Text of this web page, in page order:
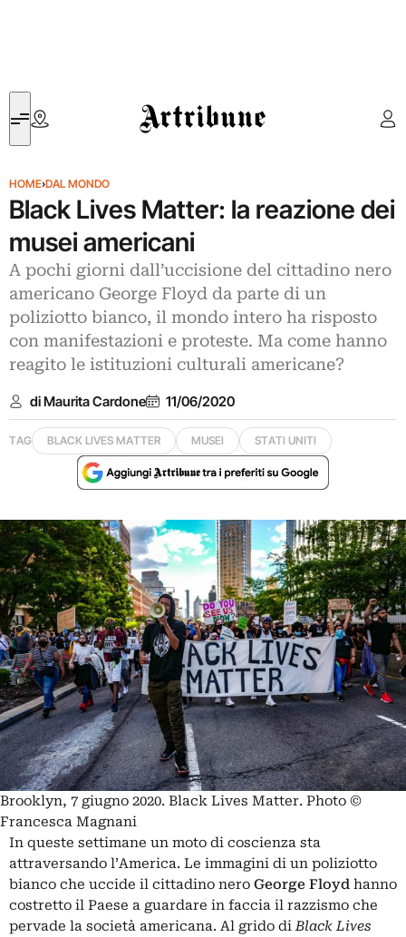
Artribune
HOME›DAL MONDO
Black Lives Matter: la reazione dei
musei americani
A pochi giorni dall’uccisione del cittadino nero
americano George Floyd da parte di un
poliziotto bianco, il mondo intero ha risposto
con manifestazioni e proteste. Ma come hanno
reagito le istituzioni culturali americane?
di Maurita Cardone 11/06/2020
TAG BLACK LIVES MATTER MUSEI STATI UNITI
Brooklyn, 7 giugno 2020. Black Lives Matter. Photo ©
Francesca Magnani
In queste settimane un moto di coscienza sta
attraversando l’America. Le immagini di un poliziotto
bianco che uccide il cittadino nero George Floyd hanno
costretto il Paese a guardare in faccia il razzismo che
pervade la società americana. Al grido diBlack Lives